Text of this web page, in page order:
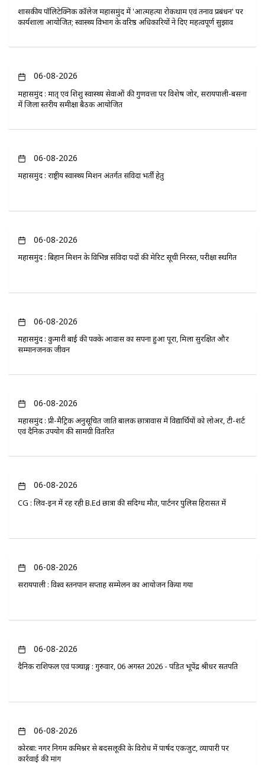
​शासकीय पॉलिटेक्निक कॉलेज महासमुंद में 'आत्महत्या रोकथाम एवं तनाव प्रबंधन' पर
कार्यशाला आयोजित; स्वास्थ्य विभाग के वरिष्ठ अधिकारियों ने दिए महत्वपूर्ण सुझाव
06-08-2026
महासमुंद : मातृ एवं शिशु स्वास्थ्य सेवाओं की गुणवत्ता पर विशेष जोर, सरायपाली-बसना
में जिला स्तरीय समीक्षा बैठक आयोजित
06-08-2026
महासमुंद : राष्ट्रीय स्वास्थ्य मिशन अंतर्गत संविदा भर्ती हेतु
06-08-2026
महासमुंद : बिहान मिशन के विभिन्न संविदा पदों की मेरिट सूची निरस्त, परीक्षा स्थगित
06-08-2026
महासमुंद : कुमारी बाई की पक्के आवास का सपना हुआ पूरा, मिला सुरक्षित और
सम्मानजनक जीवन
06-08-2026
महासमुंद : प्री-मैट्रिक अनुसूचित जाति बालक छात्रावास में विद्यार्थियों को लोअर, टी-शर्ट
एवं दैनिक उपयोग की सामग्री वितरित
06-08-2026
CG : लिव-इन में रह रही B.Ed छात्रा की संदिग्ध मौत, पार्टनर पुलिस हिरासत में
06-08-2026
सरायपाली : विश्व स्तनपान सप्ताह सम्मेलन का आयोजन किया गया
06-08-2026
दैनिक राशिफल एवं पञ्चाङ्ग : गुरुवार, 06 अगस्त 2026 - पंडित भूपेंद्र श्रीधर सतपति
06-08-2026
कोरबा: नगर निगम कमिश्नर से बदसलूकी के विरोध में पार्षद एकजुट, व्यापारी पर
कार्रवाई की मांग